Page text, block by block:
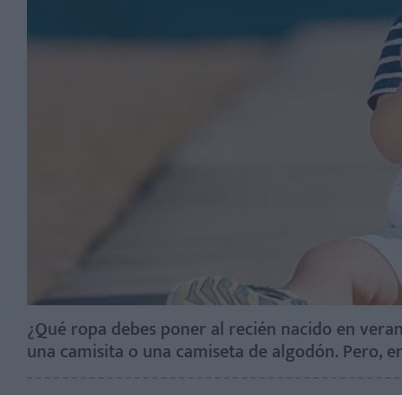
¿Qué ropa debes poner al recién nacido en
una camisita o una camiseta de algodón. Pero,